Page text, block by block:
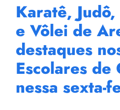
Karatê,
e Vôlei de
destaques
Escolares de
nessa sexta-